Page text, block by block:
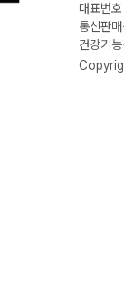
대표번
통신판
건강기